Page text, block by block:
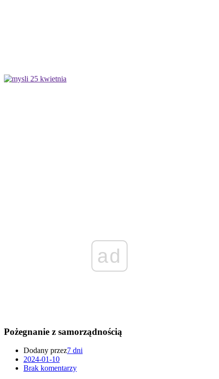
ad
Pożegnanie z samorządnością
Dodany przez7 dni
2024-01-10
Brak komentarzy